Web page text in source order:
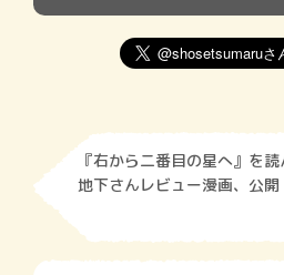
『右から二番目の星へ』を
地下さんレビュー漫画、公開